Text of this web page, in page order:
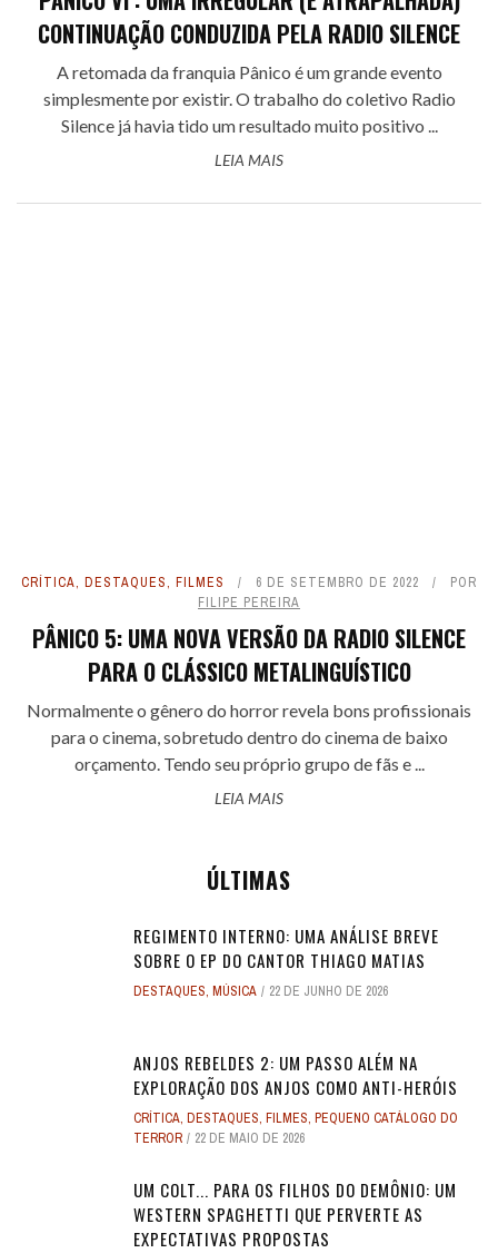
CONTINUAÇÃO CONDUZIDA PELA RADIO SILENCE
A retomada da franquia Pânico é um grande evento
simplesmente por existir. O trabalho do coletivo Radio
Silence já havia tido um resultado muito positivo ...
LEIA MAIS
CRÍTICA, DESTAQUES, FILMES 6 DE SETEMBRO DE 2022
POR
FILIPE PEREIRA
PÂNICO 5: UMA NOVA VERSÃO DA RADIO SILENCE
PARA O CLÁSSICO METALINGUÍSTICO
Normalmente o gênero do horror revela bons profissionais
para o cinema, sobretudo dentro do cinema de baixo
orçamento. Tendo seu próprio grupo de fãs e ...
LEIA MAIS
ÚLTIMAS
REGIMENTO INTERNO: UMA ANÁLISE BREVE
SOBRE O EP DO CANTOR THIAGO MATIAS
DESTAQUES, MÚSICA 22 DE JUNHO DE 2026
ANJOS REBELDES 2: UM PASSO ALÉM NA
EXPLORAÇÃO DOS ANJOS COMO ANTI-HERÓIS
CRÍTICA, DESTAQUES, FILMES, PEQUENO CATÁLOGO DO
TERROR
22 DE MAIO DE 2026
UM COLT... PARA OS FILHOS DO DEMÔNIO: UM
WESTERN SPAGHETTI QUE PERVERTE AS
EXPECTATIVAS PROPOSTAS